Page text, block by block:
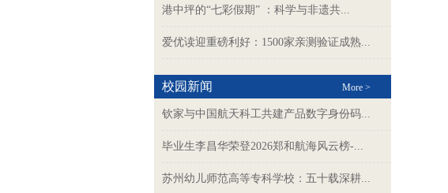
港中坪的“七彩假期” ：科学与非遗共...
爱优读迎重磅利好：1500家亲测验证成熟...
校园新闻 More >
钦家与中国航天科工共建产品数字身份码...
毕业生李昌华荣登2026郑和航海风云榜-...
苏州幼儿师范高等专科学校：五十载深耕...